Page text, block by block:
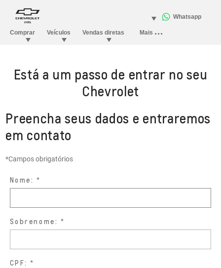
Está a um passo de entrar no seu
Chevrolet
Preencha seus dados e entraremos
em contato
*Campos obrigatórios
Nome:
Sobrenome:
CPF: